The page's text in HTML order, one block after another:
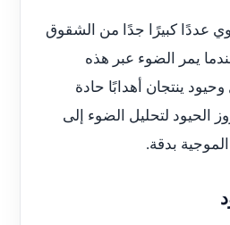
عددًا كبيرًا جدًا من الشقوق
يمر الضوء عبر هذه
ينتجان أهدابًا حادة
الحيود لتحليل الضوء إلى
بدقة.